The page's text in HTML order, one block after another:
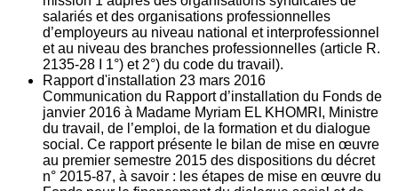
salariés et des organisations professionnelles
d’employeurs au niveau national et interprofessionnel
et au niveau des branches professionnelles (article R.
2135‐28 I 1°) et 2°) du code du travail).
Rapport d'installation 23 mars 2016
Communication du Rapport d’installation du Fonds de
janvier 2016 à Madame Myriam EL KHOMRI, Ministre
du travail, de l’emploi, de la formation et du dialogue
social. Ce rapport présente le bilan de mise en œuvre
au premier semestre 2015 des dispositions du décret
n° 2015-87, à savoir : les étapes de mise en œuvre du